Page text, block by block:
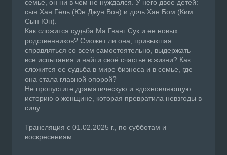
семье, он ни в чем не нуждался. У него двое детей:
сын Хан Гёль (Юн Джун Вон) и дочь Хан Бом (Ким
Сын Юн).
Как сложится судьба Ма Гванг Сук и ее новых
родственников? Сможет ли она, привыкшая
справляться со всем самостоятельно, выдержать
все испытания и найти своё счастье в жизни? Как
сложится ее судьба в мире бизнеса и в семье, где
она стала главной опорой?
Не пропустите драматическую и вдохновляющую
историю о женщине, которая превратила невзгоды в
силу.
Трансляция с 01.02.2025 г., по субботам и
воскресениям.